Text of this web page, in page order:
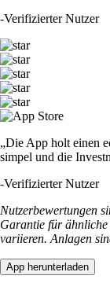
-Verifizierter Nutzer
„Die App holt einen
simpel und die
-Verifizierter Nutzer
Nutzerbewertungen
Garantie für ähnliche
variieren. Anlagen
App herunterladen